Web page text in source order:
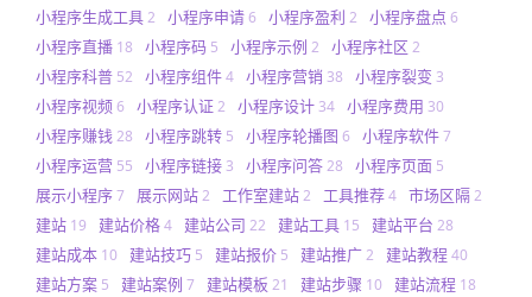
小程序生成工具2 小程序申请6 小程序盈利 2 小程序盘点 6
小程序直播 18 小程序码 5 小程序示例 2 小程序社区 2
小程序科普 52 小程序组件4 小程序营销 38 小程序裂变 3
小程序视频6 小程序认证2 小程序设计 34 小程序费用 30
小程序赚钱28 小程序跳转 5 小程序轮播图 6 小程序软件7
小程序运营 55 小程序链接 3 小程序问答28 小程序页面 5
展示小程序7 展示网站2 工作室建站2 工具推荐4 市场区隔2
建站 19 建站价格4 建站公司 22 建站工具 15 建站平台 28
建站成本 10 建站技巧 5 建站报价 5 建站推广2 建站教程40
建站方案 5 建站案例 7 建站模板 21 建站步骤 10 建站流程 18